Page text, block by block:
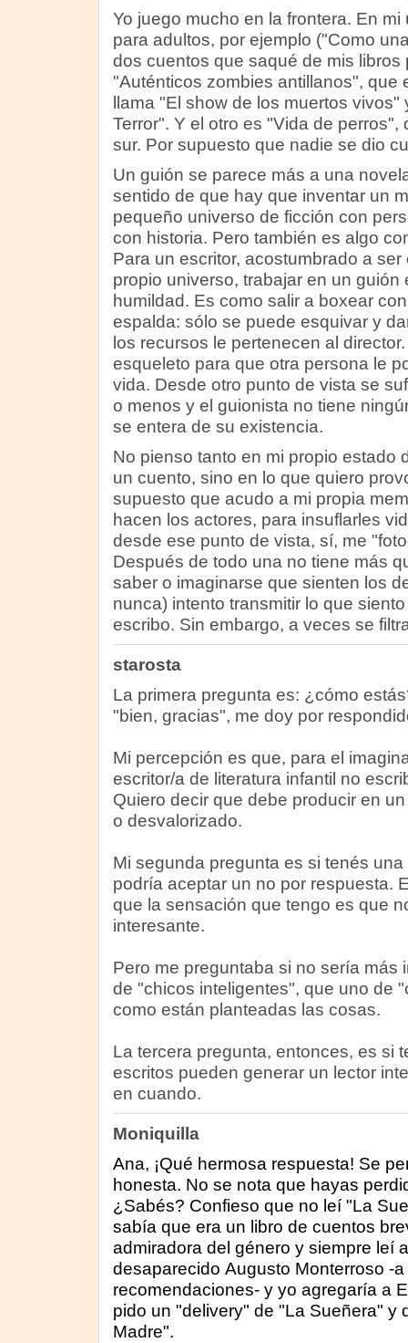
Yo juego mucho en la frontera. En
para adultos, por ejemplo ("Como
dos cuentos que saqué de mis libros
"Auténticos zombies antillanos", que
llama "El show de los muertos
Terror". Y el otro es "Vida de
sur. Por supuesto que nadie se dio
Un guión se parece más a una
sentido de que hay que inventar un
pequeño universo de ficción con
con historia. Pero también es algo
Para un escritor, acostumbrado a
propio universo, trabajar en un guión
humildad. Es como salir a boxear
espalda: sólo se puede esquivar y
los recursos le pertenecen al
esqueleto para que otra persona le
vida. Desde otro punto de vista se
o menos y el guionista no tiene
se entera de su existencia.
No pienso tanto en mi propio estado
un cuento, sino en lo que quiero
supuesto que acudo a mi propia
hacen los actores, para insuflarles
desde ese punto de vista, sí, me
Después de todo una no tiene más
saber o imaginarse que sienten los
nunca) intento transmitir lo que
escribo. Sin embargo, a veces se
starosta
La primera pregunta es: ¿cómo
"bien, gracias", me doy por
Mi percepción es que, para el
escritor/a de literatura infantil no
Quiero decir que debe producir en
o desvalorizado.
Mi segunda pregunta es si tenés
podría aceptar un no por respuesta.
que la sensación que tengo es que
interesante.
Pero me preguntaba si no sería más
de "chicos inteligentes", que uno de
como están planteadas las cosas.
La tercera pregunta, entonces, es si
escritos pueden generar un lector
en cuando.
Moniquilla
Ana, ¡Qué hermosa respuesta! Se
honesta. No se nota que hayas
¿Sabés? Confieso que no leí "La
sabía que era un libro de cuentos
admiradora del género y siempre leí
desaparecido Augusto Monterroso -
recomendaciones- y yo agregaría a
pido un "delivery" de "La Sueñera" y
Madre".